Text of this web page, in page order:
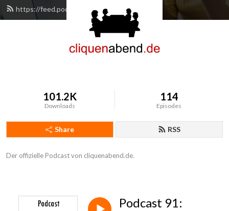
https://feed.podbean.com/smuker/feed.xml
101.2K
Downloads
114
Episodes
Share RSS
Der offizielle Podcast von cliquenabend.de.
Podcast 91: